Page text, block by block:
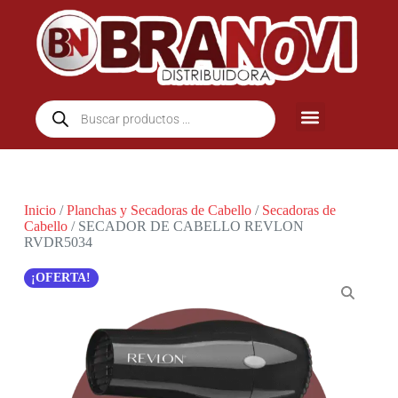
Inicio/Planchas y Secadoras de Cabello/ Secadoras de
Cabello/ SECADOR DE CABELLO REVLON
RVDR5034
¡OFERTA!